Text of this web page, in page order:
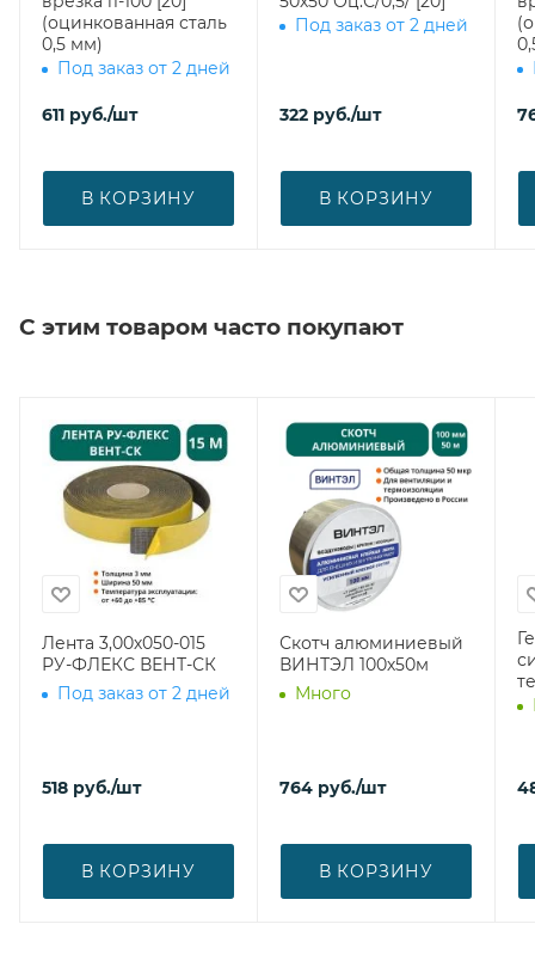
(оцинкованная сталь
0,5 мм)
Под заказ от 2 дней
611 руб./шт
В КОРЗИНУ
Под заказ от 2 дней
322 руб./шт
В КОРЗИНУ
С этим товаром часто покупают
Лента 3,00х050-015
РУ-ФЛЕКС ВЕНТ-СК
Под заказ от 2 дней
518 руб./шт
В КОРЗИНУ
Скотч алюминиевый
ВИНТЭЛ 100х50м
Много
764 руб./шт
В КОРЗИНУ